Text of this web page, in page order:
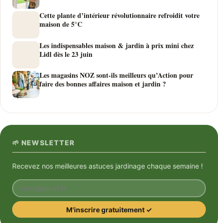
Cette plante d’intérieur révolutionnaire refroidit votre
maison de 5°C
Les indispensables maison & jardin à prix mini chez
Lidl dès le 23 juin
Les magasins NOZ sont-ils meilleurs qu’Action pour
faire des bonnes affaires maison et jardin ?
🌱 NEWSLETTER
Recevez nos meilleures astuces jardinage chaque semaine !
Votre email
M'inscrire gratuitement ✓